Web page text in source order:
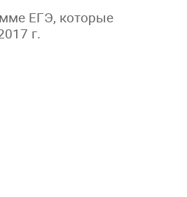
ЕГЭ, которые
г.